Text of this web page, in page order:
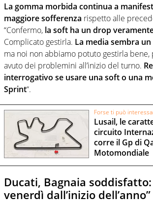
La gomma morbida continua a
maggiore sofferenza rispetto alle
“Confermo, la soft ha un drop
Complicato gestirla. La media sembra
ma noi non abbiamo potuto gestirla
avuto dei problemini all’inizio del turno.
interrogativo se usare una soft o una
Sprint“.
Forse ti può
Lusail, le
circuito
corre il Gp di
Motomondiale
Ducati, Bagnaia
venerdì dall’inizio dell’anno”